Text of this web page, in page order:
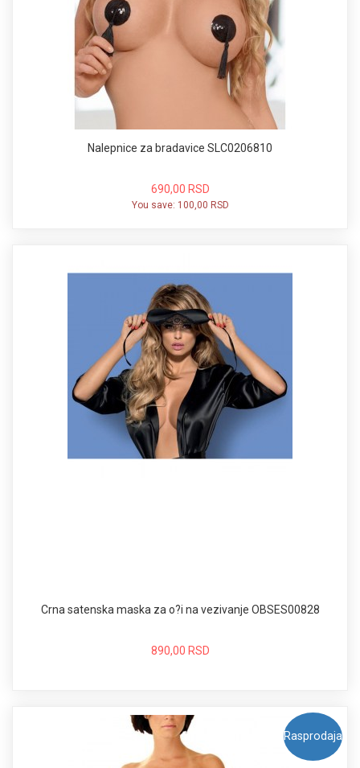
Nalepnice za bradavice SLC0206810
690,00 RSD
You save: 100,00 RSD
Crna satenska maska za o?i na vezivanje OBSES00828
890,00 RSD
Rasprodaja